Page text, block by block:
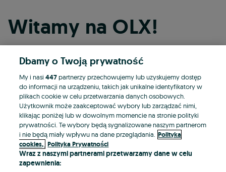
Witamy na OLX!
Kontynuuj przez Facebooka
Kontynuuj przez konto Apple
Kontynuuj przez konto Google
LUB
Dbamy o Twoją prywatność
My i nasi447partnerzy przechowujemy lub uzyskujemy dostęp
do informacji na urządzeniu, takich jak unikalne identyfikatory w
plikach cookie w celu przetwarzania danych osobowych.
Użytkownik może zaakceptować wybory lub zarządzać nimi,
klikając poniżej lub w dowolnym momencie na stronie polityki
prywatności. Te wybory będą sygnalizowane naszym partnerom
i nie będą miały wpływu na dane przeglądania. Polityka
cookies, Polityka Prywatności
Wraz z naszymi partnerami przetwarzamy dane w celu
zapewnienia: